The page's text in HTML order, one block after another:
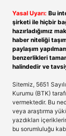
Yasal Uyarı: Bu
şirketi ile hiçbir
hazırladığımız
haber niteliği
paylaşım
benzerlikleri
halindedir ve
Sitemiz, 5651
Kurumu (BTK)
vermektedir. Bu
veya araştırma
yazdıkları
bu sorumluluğu